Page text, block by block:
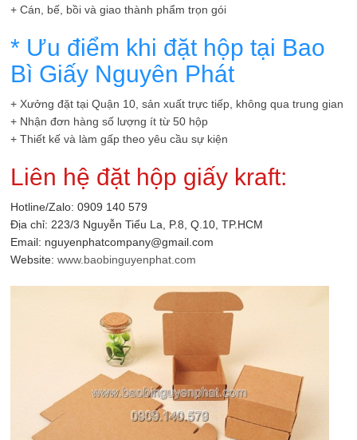
+ Cán, bế, bồi và giao thành phẩm trọn gói
* Ưu điểm khi đặt hộp tại Bao
Bì Giấy Nguyên Phát
+ Xưởng đặt tại Quận 10, sản xuất trực tiếp, không qua trung gian
+ Nhận đơn hàng số lượng ít từ 50 hộp
+ Thiết kế và làm gấp theo yêu cầu sự kiện
Liên hệ đặt hộp giấy kraft:
Hotline/Zalo: 0909 140 579
Địa chỉ: 223/3 Nguyễn Tiểu La, P.8, Q.10, TP.HCM
Email: nguyenphatcompany@gmail.com
Website: www.baobinguyenphat.com